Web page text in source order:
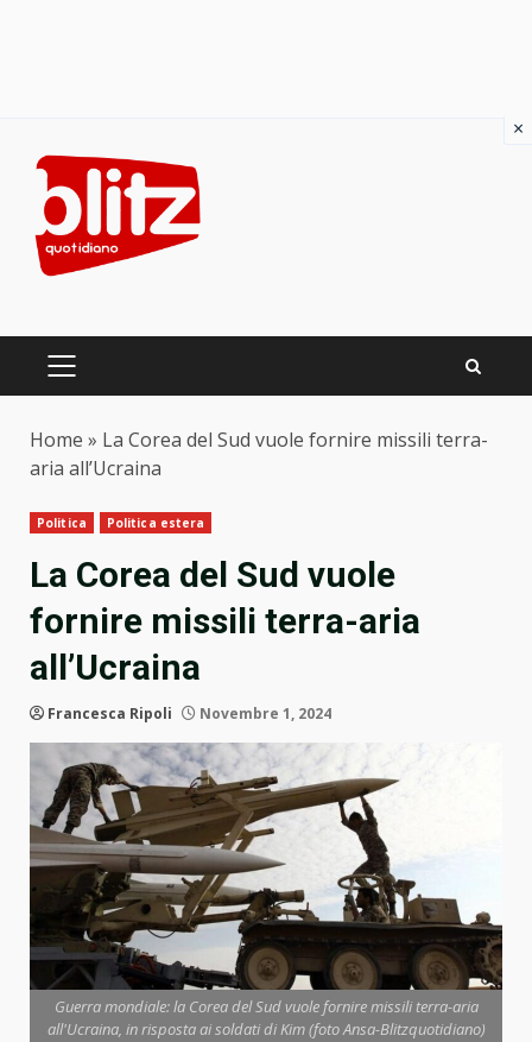
content
PRIMARY
Home » La Corea del Sud vuole fornire missili terra-
aria all’Ucraina
Politica Politica estera
La Corea del Sud vuole
fornire missili terra-aria
all’Ucraina
Francesca Ripoli Novembre 1, 2024
Guerra mondiale: la Corea del Sud vuole fornire missili terra-aria
all'Ucraina, in risposta ai soldati di Kim (foto Ansa-Blitzquotidiano)
×